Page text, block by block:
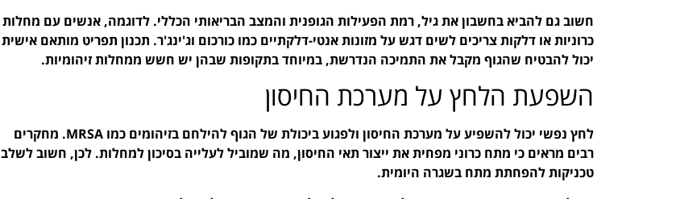
חשוב גם להביא בחשבון את גיל, רמת הפעילות הגופנית והמצב הבריאותי הכללי. לדוגמה, אנשים עם מחלות
כרוניות או דלקות צריכים לשים דגש על מזונות אנטי-דלקתיים כמו כורכום וג'ינג'ר. תכנון תפריט מותאם אישית
יכול להבטיח שהגוף מקבל את התמיכה הנדרשת, במיוחד בתקופות שבהן יש חשש ממחלות זיהומיות.
השפעת הלחץ על מערכת החיסון
לחץ נפשי יכול להשפיע על מערכת החיסון ולפגוע ביכולת של הגוף להילחם בזיהומים כמו MRSA. מחקרים
רבים מראים כי מתח כרוני מפחית את ייצור תאי החיסון, מה שמוביל לעלייה בסיכון למחלות. לכן, חשוב לשלב
טכניקות להפחתת מתח בשגרה היומית.